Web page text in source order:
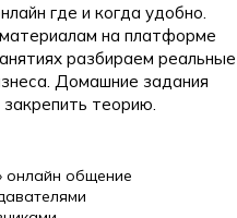
онлайн общение
где и когда удобно.
на платформе
разбираем реальные
Домашние задания
теорию.